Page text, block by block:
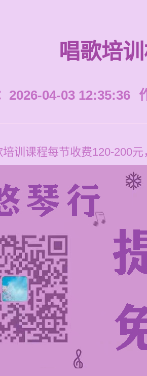
唱歌培
2026-04-03 12:35:36
训课程每节收费120-200元